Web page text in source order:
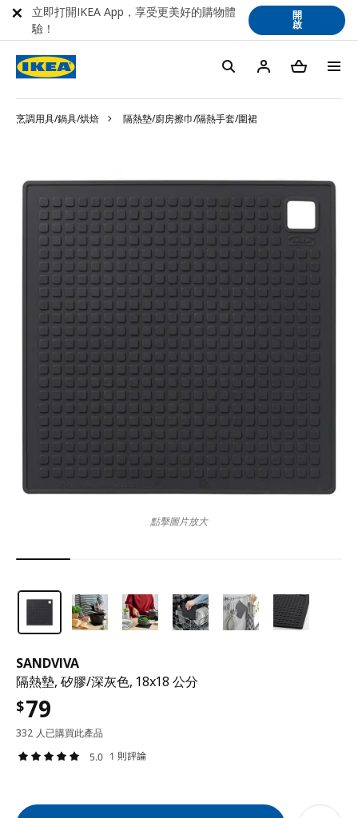
烹調用具/鍋具/烘焙 隔熱墊/廚房擦巾/隔熱手套/圍裙
SANDVIVA
隔熱墊, 矽膠/深灰色, 18x18 公分
$79
332 人已購買此產品
5.0 1 則評論
點擊圖片放大
立即打開IKEA App，享受更美好的購物體
驗！
開
啟